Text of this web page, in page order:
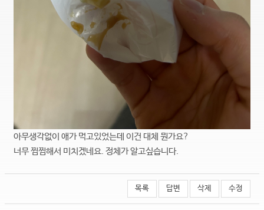
아무생각없이 애가 먹고있었는데 이건 대체 뭔가요?
너무 찜찜해서 미치겠네요. 정체가 알고싶습니다.
목록 답변 삭제 수정